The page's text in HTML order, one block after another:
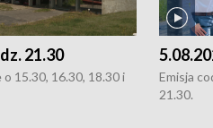
21.30
15.30, 16.30, 18.30 i
Emisja
21.30.